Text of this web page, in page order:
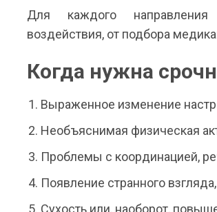
Для каждого
воздействия, от подбора
Когда нужна
Выраженное изменение
Необъяснимая физическая
Проблемы с координацией,
Появление странного
Сухость или, наоборот,